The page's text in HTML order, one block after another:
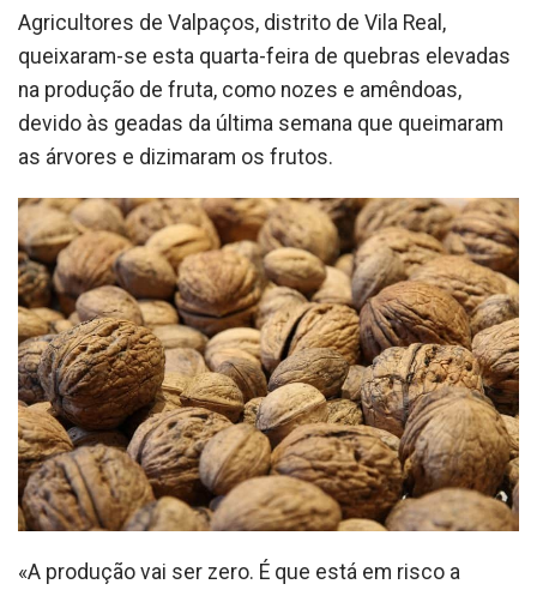
Agricultores de Valpaços, distrito de Vila Real,
queixaram-se esta quarta-feira de quebras elevadas
na produção de fruta, como nozes e amêndoas,
devido às geadas da última semana que queimaram
as árvores e dizimaram os frutos.
«A produção vai ser zero. É que está em risco a